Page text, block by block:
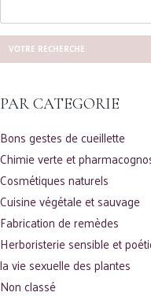
PAR CATEGORIE
Bons gestes de cueillette
Chimie verte et
Cosmétiques naturels
Cuisine végétale et sauvage
Fabrication de remèdes
Herboristerie sensible et
la vie sexuelle des plantes
Non classé